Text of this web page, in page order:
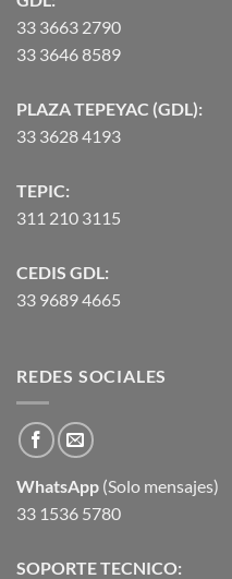
33 3663 2790
33 3646 8589
PLAZA TEPEYAC (GDL):
33 3628 4193
TEPIC:
311 210 3115
CEDIS GDL:
33 9689 4665
REDES SOCIALES
WhatsApp (Solo mensajes)
33 1536 5780
SOPORTE TECNICO: